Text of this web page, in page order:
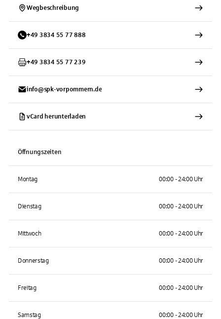
Wegbeschreibung
+49 3834 55 77 888
+49 3834 55 77 239
info@spk-vorpommern.de
vCard herunterladen
Öffnungszeiten
Montag 00:00 - 24:00 Uhr
Dienstag 00:00 - 24:00 Uhr
Mittwoch 00:00 - 24:00 Uhr
Donnerstag 00:00 - 24:00 Uhr
Freitag 00:00 - 24:00 Uhr
Samstag 00:00 - 24:00 Uhr